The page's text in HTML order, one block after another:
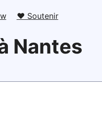
❤️ Soutenir
Nantes